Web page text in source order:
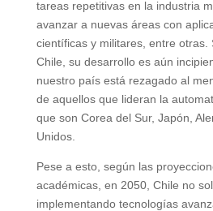
tareas repetitivas en la industria
avanzar a nuevas áreas con
científicas y militares, entre otras.
Chile, su desarrollo es aún
nuestro país está rezagado al
de aquellos que lideran la
que son Corea del Sur, Japón,
Unidos.
Pese a esto, según las
académicas, en 2050, Chile no
implementando tecnologías